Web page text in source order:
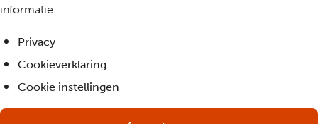
informatie.
Privacy
Cookieverklaring
Cookie instellingen